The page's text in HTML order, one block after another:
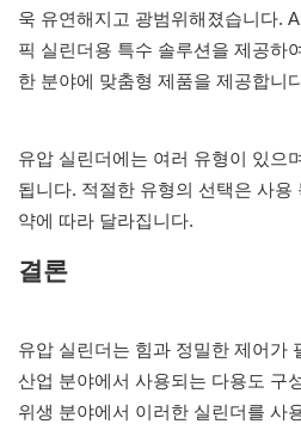
욱 유연해지고 광범위해졌습니다.
픽 실린더용 특수 솔루션을 제공하
한 분야에 맞춤형 제품을 제공합니
유압 실린더에는 여러 유형이 있으
됩니다. 적절한 유형의 선택은 사용
약에 따라 달라집니다.
결론
유압 실린더는 힘과 정밀한 제어가
산업 분야에서 사용되는 다용도 구
위생 분야에서 이러한 실린더를 사